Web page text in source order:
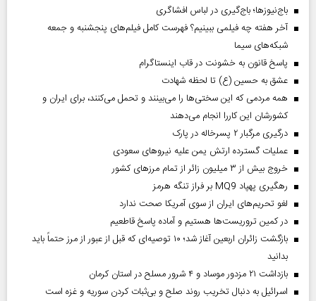
باج‌نیوزها؛ باج‌گیری در لباس افشاگری
آخر هفته چه فیلمی ببینیم؟ فهرست کامل فیلم‌های پنجشنبه و جمعه
شبکه‌های سیما
پاسخ قانون به خشونت در قاب اینستاگرام
عشق به حسین (ع) تا لحظه شهادت
همه مردمی که این سختی‌ها را می‌بینند و تحمل می‌کنند، برای ایران و
کشورشان این کاررا انجام می‌دهند
درگیری مرگبار ۲ پسرخاله در پارک
عملیات گسترده ارتش یمن علیه نیروهای سعودی
خروج بیش از ۳ میلیون زائر از تمام مرز‌های کشور
رهگیری پهپاد MQ9 بر فراز تنگه هرمز
لغو تحریم‌های ایران از سوی آمریکا صحت ندارد
در کمین تروریست‌ها هستیم و آماده پاسخ قاطعیم
بازگشت زائران اربعین آغاز شد؛ ۱۰ توصیه‌ای که قبل از عبور از مرز حتماً باید
بدانید
بازداشت ۲۱ مزدور موساد و ۴ شرور مسلح در استان کرمان
اسرائیل به دنبال تخریب روند صلح و بی‌ثبات کردن سوریه و غزه است